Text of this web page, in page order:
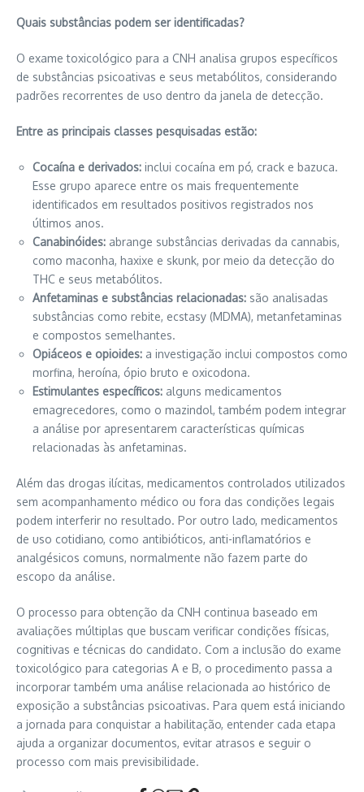
Quais substâncias podem ser identificadas?
O exame toxicológico para a CNH analisa grupos específicos
de substâncias psicoativas e seus metabólitos, considerando
padrões recorrentes de uso dentro da janela de detecção.
Entre as principais classes pesquisadas estão:
Cocaína e derivados: inclui cocaína em pó, crack e bazuca.
Esse grupo aparece entre os mais frequentemente
identificados em resultados positivos registrados nos
últimos anos.
Canabinóides: abrange substâncias derivadas da cannabis,
como maconha, haxixe e skunk, por meio da detecção do
THC e seus metabólitos.
Anfetaminas e substâncias relacionadas: são analisadas
substâncias como rebite, ecstasy (MDMA), metanfetaminas
e compostos semelhantes.
Opiáceos e opioides: a investigação inclui compostos como
morfina, heroína, ópio bruto e oxicodona.
Estimulantes específicos: alguns medicamentos
emagrecedores, como o mazindol, também podem integrar
a análise por apresentarem características químicas
relacionadas às anfetaminas.
Além das drogas ilícitas, medicamentos controlados utilizados
sem acompanhamento médico ou fora das condições legais
podem interferir no resultado. Por outro lado, medicamentos
de uso cotidiano, como antibióticos, anti-inflamatórios e
analgésicos comuns, normalmente não fazem parte do
escopo da análise.
O processo para obtenção da CNH continua baseado em
avaliações múltiplas que buscam verificar condições físicas,
cognitivas e técnicas do candidato. Com a inclusão do exame
toxicológico para categorias A e B, o procedimento passa a
incorporar também uma análise relacionada ao histórico de
exposição a substâncias psicoativas. Para quem está iniciando
a jornada para conquistar a habilitação, entender cada etapa
ajuda a organizar documentos, evitar atrasos e seguir o
processo com mais previsibilidade.